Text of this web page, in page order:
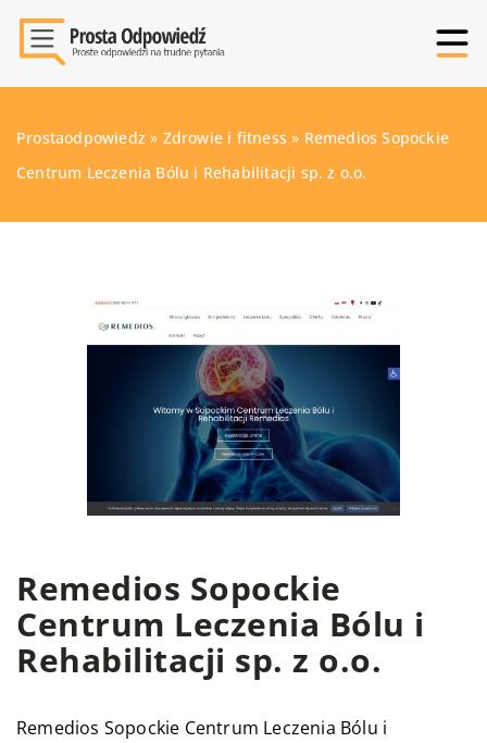
Prostaodpowiedz » Zdrowie i fitness » Remedios Sopockie
Centrum Leczenia Bólu i Rehabilitacji sp. z o.o.
Remedios Sopockie
Centrum Leczenia Bólu i
Rehabilitacji sp. z o.o.
Remedios Sopockie Centrum Leczenia Bólu i